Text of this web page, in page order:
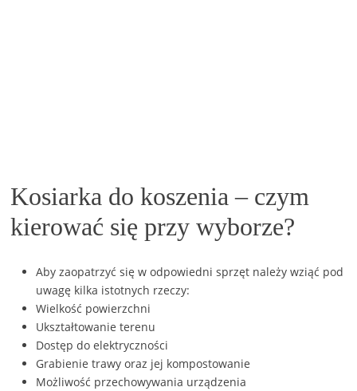
Kosiarka do koszenia – czym
kierować się przy wyborze?
Aby zaopatrzyć się w odpowiedni sprzęt należy wziąć pod
uwagę kilka istotnych rzeczy:
Wielkość powierzchni
Ukształtowanie terenu
Dostęp do elektryczności
Grabienie trawy oraz jej kompostowanie
Możliwość przechowywania urządzenia